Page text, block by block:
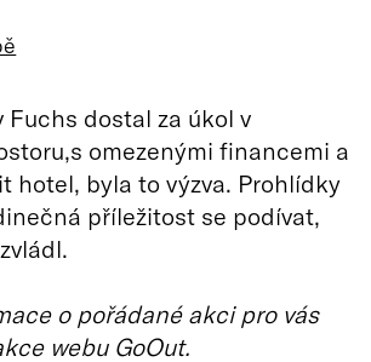
Fuchs dostal za úkol v
omezenými financemi a
hotel, byla to výzva. Prohlídky
příležitost se podívat,
o pořádané akci pro vás
webu GoOut.